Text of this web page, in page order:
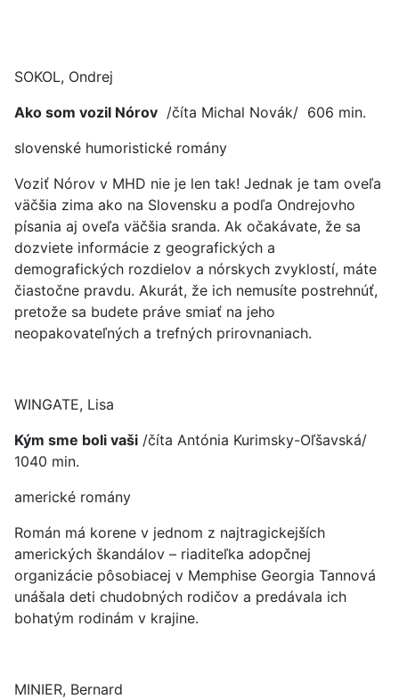
SOKOL, Ondrej
Ako som vozil Nórov /číta Michal Novák/ 606 min.
slovenské humoristické romány
Voziť Nórov v MHD nie je len tak! Jednak je tam oveľa
väčšia zima ako na Slovensku a podľa Ondrejovho
písania aj oveľa väčšia sranda. Ak očakávate, že sa
dozviete informácie z geografických a
demografických rozdielov a nórskych zvyklostí, máte
čiastočne pravdu. Akurát, že ich nemusíte postrehnúť,
pretože sa budete práve smiať na jeho
neopakovateľných a trefných prirovnaniach.
WINGATE, Lisa
Kým sme boli vaši /číta Antónia Kurimsky-Oľšavská/
1040 min.
americké romány
Román má korene v jednom z najtragickejších
amerických škandálov – riaditeľka adopčnej
organizácie pôsobiacej v Memphise Georgia Tannová
unášala deti chudobných rodičov a predávala ich
bohatým rodinám v krajine.
MINIER, Bernard